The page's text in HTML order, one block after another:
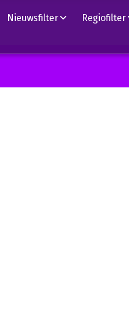
Nieuwsfilter Regiofilter